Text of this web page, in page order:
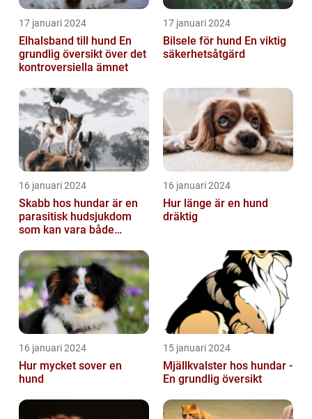
17 januari 2024
Elhalsband till hund En
grundlig översikt över det
kontroversiella ämnet
17 januari 2024
Bilsele för hund En viktig
säkerhetsåtgärd
16 januari 2024
Skabb hos hundar är en
parasitisk hudsjukdom
som kan vara både
för våra fy...
16 januari 2024
Hur länge är en hund
dräktig
16 januari 2024
Hur mycket sover en
hund
15 januari 2024
Mjällkvalster hos hundar -
En grundlig översikt